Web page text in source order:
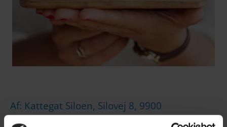
Af: Kattegat Siloen, Silovej 8, 9900